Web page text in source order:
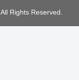
Rights Reserved.